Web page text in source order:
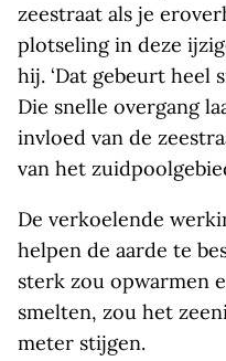
zeestraat als je
plotseling in deze
hij. ‘Dat gebeurt heel
Die snelle overgang
invloed van de
van het
De verkoelende
helpen de aarde te
sterk zou opwarmen
smelten, zou het
meter stijgen.